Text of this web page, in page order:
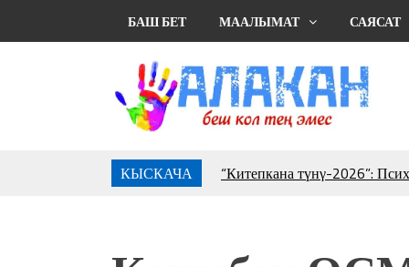
БАШ БЕТ МААЛЫМАТ САЯСАТ
КЫСКАЧА
“Китепкана түнγ-2026”:
“КАРА КЕМПИР”: